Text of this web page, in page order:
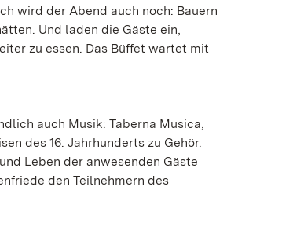
wird der Abend auch noch: Bauern
Und laden die Gäste ein,
zu essen. Das Büffet wartet mit
auch Musik: Taberna Musica,
des 16. Jahrhunderts zu Gehör.
Leben der anwesenden Gäste
den Teilnehmern des